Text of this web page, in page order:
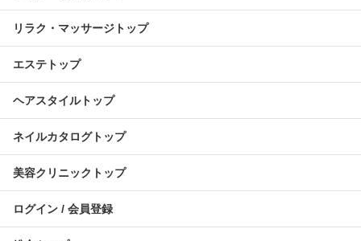
リラク・マッサージトップ
エステトップ
ヘアスタイルトップ
ネイルカタログトップ
美容クリニックトップ
ログイン / 会員登録